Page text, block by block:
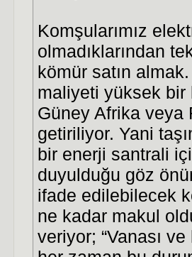
Komşularımız
olmadıklarından
kömür satın
maliyeti yüksek bir
Güney Afrika veya
getiriliyor. Yani
bir enerji santrali
duyulduğu göz
ifade edilebilecek
ne kadar makul
veriyor; “Vanası